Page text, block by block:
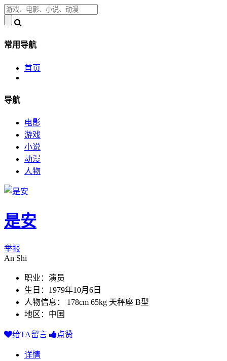
常用导航
首页
导航
电影
游戏
小说
动漫
人物
是安
举报
An Shi
职业：演员
生日：1979年10月6日
人物信息： 178cm 65kg 天秤座 B型
地区：中国
给TA留言 点赞
详情